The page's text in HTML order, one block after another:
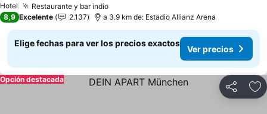
Hotel Restaurante y bar indioVer precios
8,9 Excelente 2.137 a 3.9 km de: Estadio Allianz Arena
Elige fechas para ver los precios exactos
Ver precios
Compartir
Opción destacada